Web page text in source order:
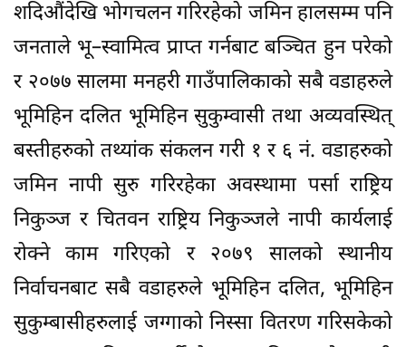
शदिऔंदेखि भोगचलन गरिरहेको जमिन हालसम्म पनि
जनताले भू–स्वामित्व प्राप्त गर्नबाट बञ्चित हुन परेको
र २०७७ सालमा मनहरी गाउँपालिकाको सबै वडाहरुले
भूमिहिन दलित भूमिहिन सुकुम्वासी तथा अव्यवस्थित्
बस्तीहरुको तथ्यांक संकलन गरी १ र ६ नं. वडाहरुको
जमिन नापी सुरु गरिरहेका अवस्थामा पर्सा राष्ट्रिय
निकुञ्ज र चितवन राष्ट्रिय निकुञ्जले नापी कार्यलाई
रोक्ने काम गरिएको र २०७९ सालको स्थानीय
निर्वाचनबाट सबै वडाहरुले भूमिहिन दलित, भूमिहिन
सुकुम्बासीहरुलाई जग्गाको निस्सा वितरण गरिसकेको